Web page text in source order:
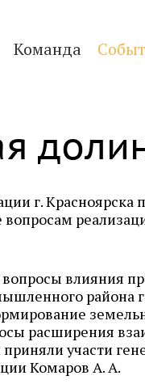
Команда
г. Красноярска
влияния
района
расширения
участи
Комаров А. А.